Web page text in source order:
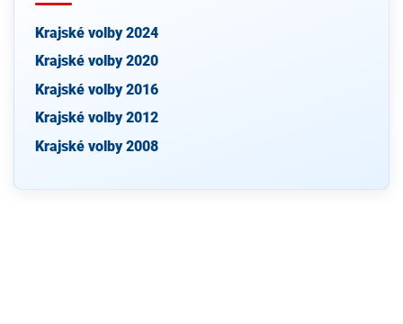
Krajské volby 2024
Krajské volby 2020
Krajské volby 2016
Krajské volby 2012
Krajské volby 2008